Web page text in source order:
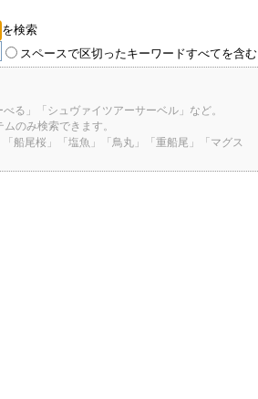
を検索
スペースで区切ったキーワードすべてを含む
る」「シュヴァイツアーサーベル」など。
のみ検索できます。
船尾桜」「塩魚」「鳥丸」「重船尾」「マグス